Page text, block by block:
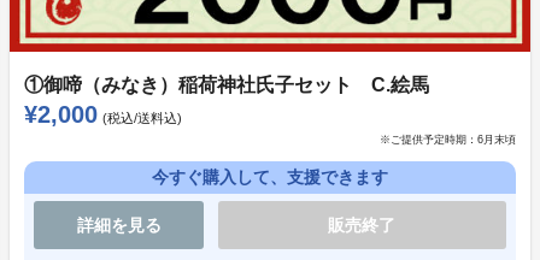
◆あらすじ
かつて古の神々が、世を混沌となす穢れを霊峰富士に封
印し幾年月、神であるイオリは御啼（みなき）稲荷神社
の神職の一族とともに長年封印の監視を務めてきた。
時は経ち、封印の力が急激に弱まりだしたのを知ると、
①御啼（みなき）稲荷神社氏子セット C.絵馬
¥2,000 (税込/送料込)
※ご提供予定時期： 6月末頃
今すぐ購入して、支援できます
詳細を見る 販売終了